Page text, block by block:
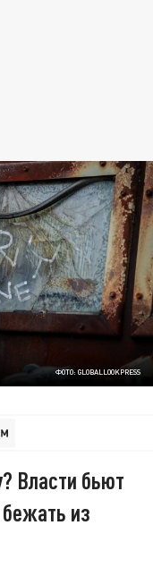
ФОТО: GLOBALLOOKPRESS
Власти бьют
из